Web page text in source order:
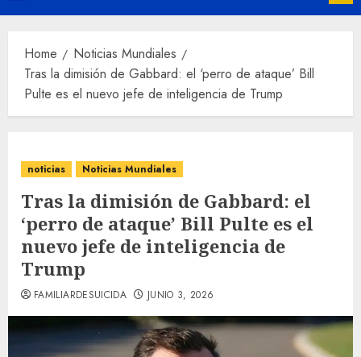
Home
Noticias Mundiales
Tras la dimisión de Gabbard: el ‘perro de ataque’ Bill
Pulte es el nuevo jefe de inteligencia de Trump
noticias Noticias Mundiales
Tras la dimisión de Gabbard: el
‘perro de ataque’ Bill Pulte es el
nuevo jefe de inteligencia de
Trump
FAMILIARDESUICIDA JUNIO 3, 2026